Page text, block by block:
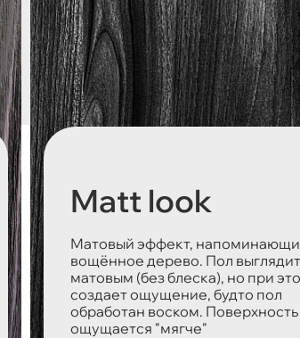
Matt look
Матовый эффект,
вощённое дерево. Пол выглядит
матовым (без блеска), но при
создает ощущение, будто пол
обработан воском. Поверхность
ощущается "мягче"